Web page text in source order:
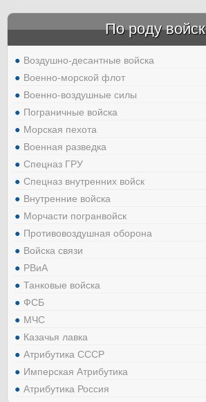
По роду войск
Воздушно-десантные войска
Военно-морской флот
Военно-воздушные силы
Пограничные войска
Морская пехота
Военная разведка
Спецназ ГРУ
Спецназ внутренних войск
Внутренние войска
Морчасти погранвойск
Противовоздушная оборона
Войска связи
РВиА
Танковые войска
ФСБ
МЧС
Казачья лавка
Атрибутика СССР
Имперская Атрибутика
Атрибутика Россия